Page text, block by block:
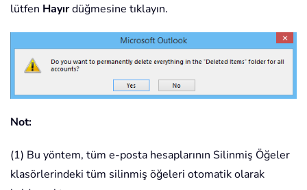
lütfen Hayırdüğmesine tıklayın.
Not:
(1) Bu yöntem, tüm e-posta hesaplarının Silinmiş Öğeler
klasörlerindeki tüm silinmiş öğeleri otomatik olarak